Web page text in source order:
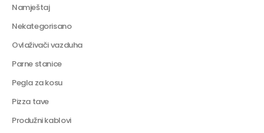
Namještaj
Nekategorisano
Ovlaživači vazduha
Parne stanice
Pegla za kosu
Pizza tave
Produžni kablovi